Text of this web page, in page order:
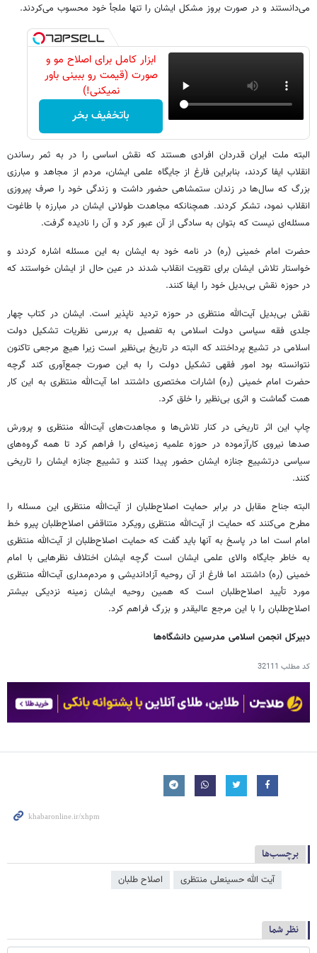
می‌دانستند و در صورت بروز مشکل ایشان را تنها ملجأ خود محسوب می‌کردند.
ابزار کامل برای اصلاح مو و
صورت (قیمت رو ببینی باور
نمیکنی!)
باتخفیف بخر
البته ملت ایران قدردان افرادی هستند که نقش اساسی را در به ثمر رساندن
انقلاب ایفا کردند، بنابراین فارغ از جایگاه علمی ایشان، مردم از مجاهد و مبارزی
بزرگ که سال‌ها در زندان ستمشاهی حضور داشت و زندگی خود را صرف پیروزی
انقلاب نمود، تشکر کردند. همچنانکه مجاهدت طولانی ایشان در مبارزه با طاغوت
مسئله‌ای‌ نیست که بتوان به سادگی از آن عبور کرد و آن را نادیده گرفت.
حضرت امام خمینی (ره) در نامه خود به ایشان به این مسئله اشاره کردند و
خواستار تلاش ایشان برای تقویت انقلاب شدند در عین حال از ایشان خواستند که
در حوزه نقش بی‌بدیل خود را ایفا کنند.
نقش بی‌بدیل آیت‌الله منتظری در حوزه تردید ناپذیر است. ایشان در کتاب چهار
جلدی فقه سیاسی دولت اسلامی به تفصیل به بررسی نظریات تشکیل دولت
اسلامی در تشیع پرداختند که البته در تاریخ بی‌نظیر است زیرا هیچ مرجعی تاکنون
نتوانسته بود امور فقهی تشکیل دولت را به این صورت جمع‌آوری کند گرچه
حضرت امام خمینی (ره) اشارات مختصری داشتند اما آیت‌الله منتظری به این کار
همت گماشت و اثری بی‌نظیر را خلق کرد.
چاپ این اثر تاریخی در کنار تلاش‌ها و مجاهدت‌های آیت‌الله منتظری و پرورش
صدها نیروی کارآزموده در حوزه علمیه زمینه‌ای را فراهم کرد تا همه گروه‌های
سیاسی درتشییع جنازه ایشان حضور پیدا کنند و تشییع جنازه ایشان را تاریخی
کنند.
البته جناح مقابل در برابر حمایت اصلاح‌طلبان از آیت‌الله منتظری این مسئله را
مطرح می‌کنند که حمایت از آیت‌الله منتظری رویکرد متناقض اصلاح‌طلبان پیرو خط
امام است اما در پاسخ به آنها باید گفت که حمایت اصلاح‌طلبان از آیت‌الله منتظری
به خاطر جایگاه والای علمی ایشان است گرچه ایشان اختلاف نظرهایی با امام
خمینی (ره) داشتند اما فارغ از آن روحیه آزاداندیشی و مردم‌مداری آیت‌‌الله منتظری
مورد تأیید اصلاح‌طلبان است که همین روحیه ایشان زمینه نزدیکی بیشتر
اصلاح‌طلبان را با این مرجع عالیقدر و بزرگ فراهم کرد.
دبیرکل انجمن اسلامی مدرسین دانشگاه‌ها
کد مطلب 32111
برچسب‌ها
آیت الله حسینعلی منتظری اصلاح طلبان
نظر شما